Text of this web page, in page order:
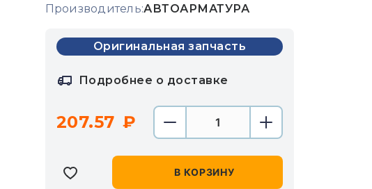
Производитель:АВТОАРМАТУРА
Оригинальная запчасть
Подробнее о доставке
207.57
В КОРЗИНУ